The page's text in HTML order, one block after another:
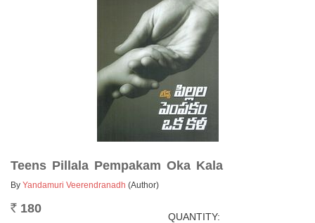
Teens Pillala Pempakam Oka Kala
By Yandamuri Veerendranadh (Author)
Rs. 180
QUANTITY: